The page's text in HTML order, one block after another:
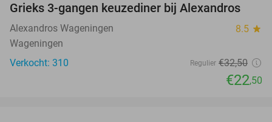
31%
Grieks 3-gangen keuzediner bij Alexandros
Alexandros Wageningen 8.5 star
Wageningen
Verkocht: 310
Regulier €32,50
€22,50